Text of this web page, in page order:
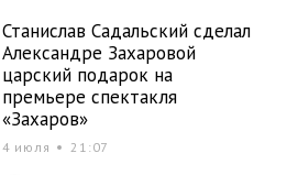
Станислав Садальский сделал
Александре Захаровой
царский подарок на
премьере спектакля
«Захаров»
4 июля 21:07